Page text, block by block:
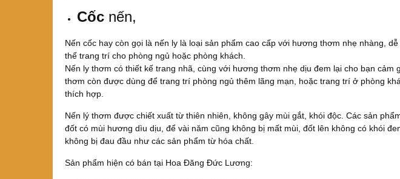
Cốc nến,
Nến cốc hay còn gọi là nến ly là loại sản phẩm cao cấp với hương thơm nhẹ nhàng,
thể trang trí cho phòng ngủ hoặc phòng khách.
Nến ly thơm có thiết kế trang nhã, cùng với hương thơm nhẹ dịu đem lại cho bạn cảm
thơm còn được dùng để trang trí phòng ngủ thêm lãng mạn, hoặc trang trí ở phòng
thích hợp.
Nến lý thơm được chiết xuất từ thiên nhiên, không gây mùi gắt, khói độc. Các sản
đốt có mùi hương dìu dịu, để vài năm cũng không bị mất mùi, đốt lên không có khói
không bị đau đầu như các sản phẩm từ hóa chất.
Sản phẩm hiện có bán tại Hoa Đăng Đức Lương: